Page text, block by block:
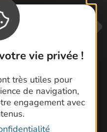
vie privée !
très utiles pour
de navigation,
engagement avec
nous !
questions